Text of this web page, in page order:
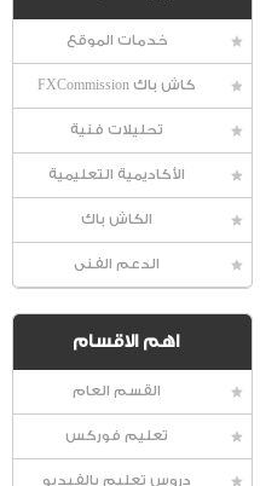
خدمات الموقع
كاش باك FXCommission
تحليلات فنية
الأكاديمية التعليمية
الكاش باك
الدعم الفنى
اهم الاقسام
القسم العام
تعليم فوركس
دروس تعليم بالفيديو